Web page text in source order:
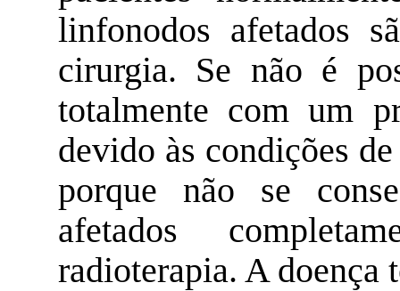
linfonodos afetados
cirurgia. Se não é
totalmente com um
devido às condições
porque não se
afetados
radioterapia. A doença